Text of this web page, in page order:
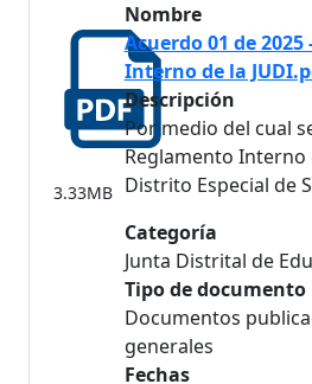
3.33MB
Nombre
Acuerdo 01 de
Interno de la
Descripción
Por medio del cual
Reglamento Interno
Distrito Especial de
Categoría
Junta Distrital de
Tipo de documento
Documentos
generales
Fechas